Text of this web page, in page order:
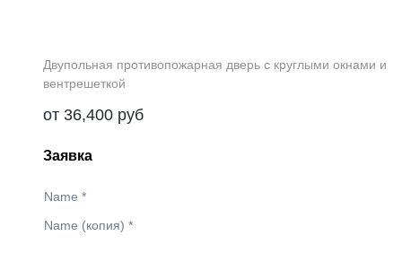
Двупольная противопожарная дверь с круглыми окнами и
вентрешеткой
от 36,400 руб
Заявка
Name *
Name (копия) *